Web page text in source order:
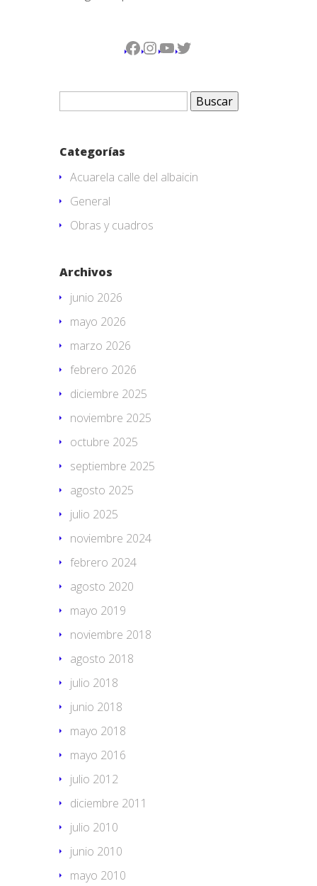
Facebook
Instagram
YouTube
Twitter
Buscar:
Categorías
Acuarela calle del albaicin
General
Obras y cuadros
Archivos
junio 2026
mayo 2026
marzo 2026
febrero 2026
diciembre 2025
noviembre 2025
octubre 2025
septiembre 2025
agosto 2025
julio 2025
noviembre 2024
febrero 2024
agosto 2020
mayo 2019
noviembre 2018
agosto 2018
julio 2018
junio 2018
mayo 2018
mayo 2016
julio 2012
diciembre 2011
julio 2010
junio 2010
mayo 2010